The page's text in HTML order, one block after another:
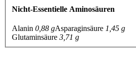
Nicht-Essentielle Aminosäuren
Alanin 0,88 gAsparaginsäure 1,45 g
Glutaminsäure 3,71 g